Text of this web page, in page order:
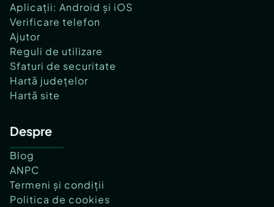
Aplicații: Android și iOS
Verificare telefon
Ajutor
Reguli de utilizare
Sfaturi de securitate
Hartă județelor
Hartă site
Despre
Blog
ANPC
Termeni și condiții
Politica de cookies